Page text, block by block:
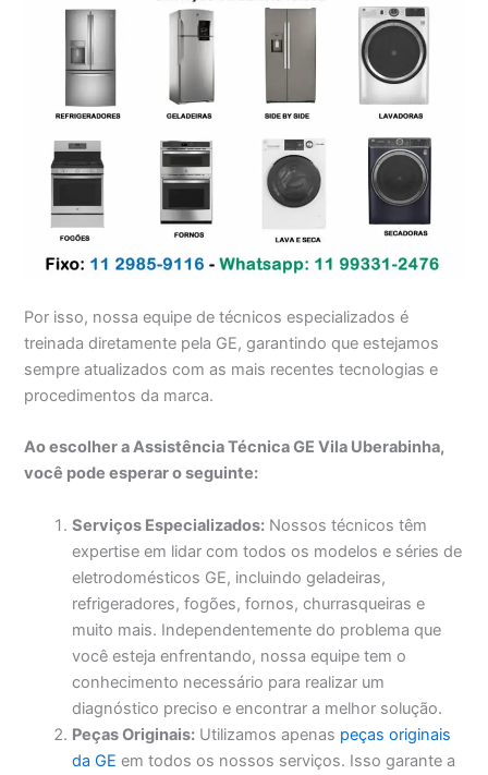
Por isso, nossa equipe de técnicos especializados é
treinada diretamente pela GE, garantindo que estejamos
sempre atualizados com as mais recentes tecnologias e
procedimentos da marca.
Ao escolher a Assistência Técnica GE Vila Uberabinha,
você pode esperar o seguinte:
Serviços Especializados: Nossos técnicos têm
expertise em lidar com todos os modelos e séries de
eletrodomésticos GE, incluindo geladeiras,
refrigeradores, fogões, fornos, churrasqueiras e
muito mais. Independentemente do problema que
você esteja enfrentando, nossa equipe tem o
conhecimento necessário para realizar um
diagnóstico preciso e encontrar a melhor solução.
Peças Originais: Utilizamos apenas peças originais
da GE em todos os nossos serviços. Isso garante a